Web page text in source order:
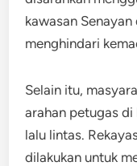
kawasan
menghindari
Selain itu,
arahan petugas
lalu lintas.
dilakukan untuk